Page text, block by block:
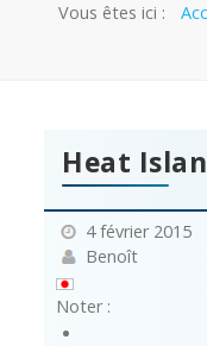
Vous êtes ici :
Heat
4 février 2015
Benoît
Noter :